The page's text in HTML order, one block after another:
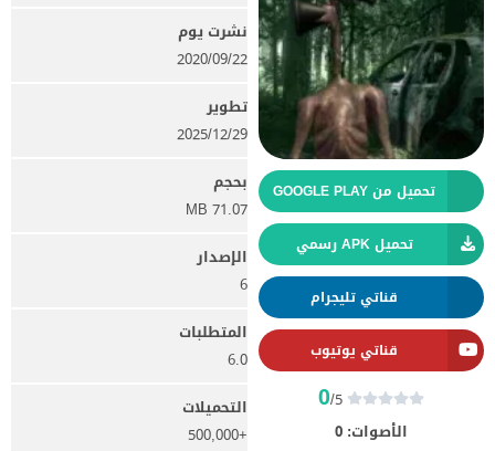
تحميل من GOOGLE PLAY
تحميل APK رسمي
قناتي تليجرام
قناتي يوتيوب
0/5
الأصوات: 0
نشرت يوم
22‏/09‏/2020
تطوير
29‏/12‏/2025
بحجم
71.07 MB
الإصدار
6
المتطلبات
6.0
التحميلات
+500,000